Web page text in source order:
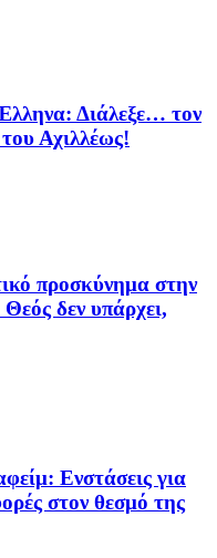
Διάλεξε… τον
Αχιλλέως!
προσκύνημα στην
δεν υπάρχει,
Ενστάσεις για
στον θεσμό της